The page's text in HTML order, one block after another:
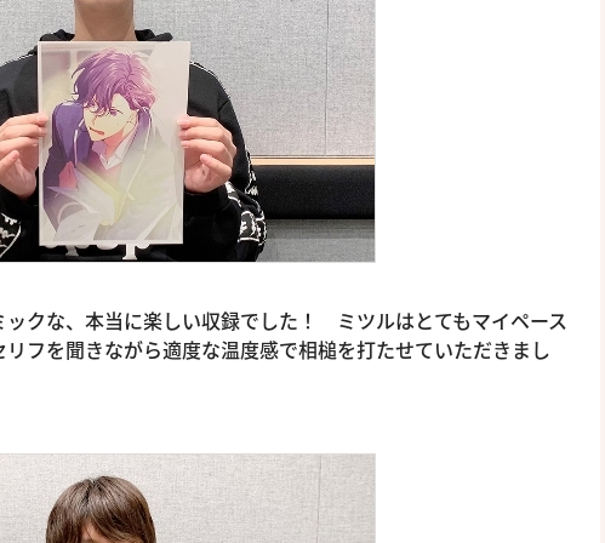
ックな、本当に楽しい収録でした！ ミツルはとてもマイペース
フを聞きながら適度な温度感で相槌を打たせていただきまし